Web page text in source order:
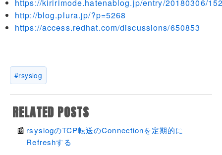
https://kiririmode.hatenablog.jp/entry/20180306/
http://blog.plura.jp/?p=5268
https://access.redhat.com/discussions/650853
rsyslog
RELATED POSTS
rsyslogのTCP転送のConnectionを定期的に
Refreshする